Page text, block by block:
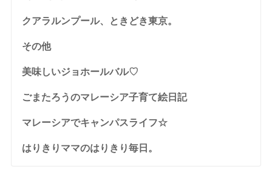
クアラルンプール、ときどき東京。
その他
美味しいジョホールバル♡
ごまたろうのマレーシア子育て絵日記
マレーシアでキャンパスライフ☆
はりきりママのはりきり毎日。